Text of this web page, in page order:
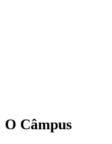
O Câmpus